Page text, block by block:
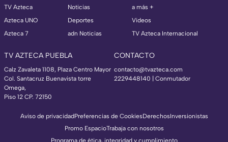
TV Azteca
Azteca UNO
Azteca 7
Noticias
Deportes
adn Noticias
a más +
Videos
TV Azteca Internacional
TV AZTECA PUEBLA
Calz Zavaleta 1108, Plaza Centro Mayor
Col. Santacruz Buenavista torre
Omega,
Piso 12 CP. 72150
CONTACTO
contacto@tvazteca.com
2229448140 | Conmutador
Aviso de privacidadPreferencias de CookiesDerechosInversionistas
Promo EspacioTrabaja con nosotros
Programa de ética, integridad y cumplimiento